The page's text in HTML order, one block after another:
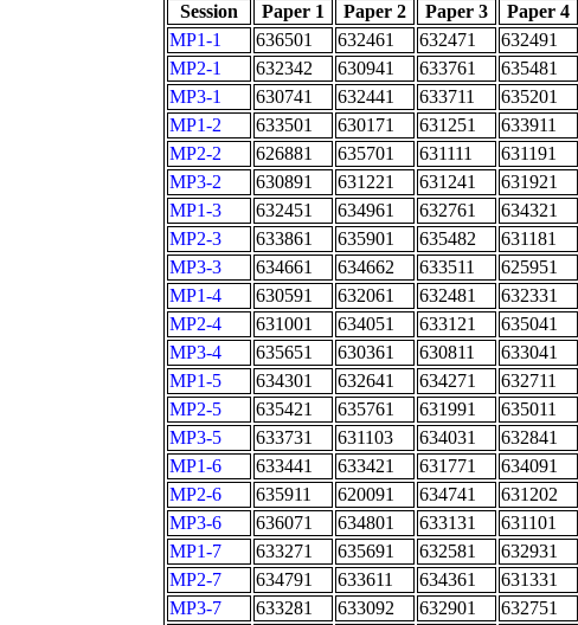
Session Paper 1 Paper 2 Paper 3 Paper 4
MP1-1
636501 632461 632471 632491
MP2-1
632342 630941 633761 635481
MP3-1
630741 632441 633711 635201
MP1-2
633501 630171 631251 633911
MP2-2
626881 635701 631111 631191
MP3-2
630891 631221 631241 631921
MP1-3
632451 634961 632761 634321
MP2-3
633861 635901 635482 631181
MP3-3
634661 634662 633511 625951
MP1-4
630591 632061 632481 632331
MP2-4
631001 634051 633121 635041
MP3-4
635651 630361 630811 633041
MP1-5
634301 632641 634271 632711
MP2-5
635421 635761 631991 635011
MP3-5
633731 631103 634031 632841
MP1-6
633441 633421 631771 634091
MP2-6
635911 620091 634741 631202
MP3-6
636071 634801 633131 631101
MP1-7
633271 635691 632581 632931
MP2-7
634791 633611 634361 631331
MP3-7
633281 633092 632901 632751